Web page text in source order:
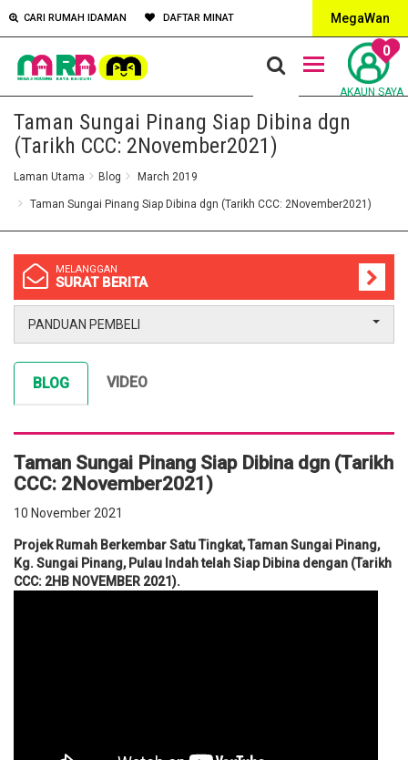
CARI RUMAH IDAMAN DAFTAR MINAT MegaWan
0
AKAUN SAYA
Taman Sungai Pinang Siap Dibina dgn
(Tarikh CCC: 2November2021)
Laman Utama Blog March 2019
Taman Sungai Pinang Siap Dibina dgn (Tarikh CCC: 2November2021)
MELANGGAN
SURAT BERITA
PANDUAN PEMBELI
BLOG VIDEO
Taman Sungai Pinang Siap Dibina dgn (Tarikh
CCC: 2November2021)
10 November 2021
Projek Rumah Berkembar Satu Tingkat,Taman Sungai Pinang,
Kg. Sungai Pinang, Pulau Indah telah Siap Dibina dengan (Tarikh
CCC: 2HB NOVEMBER 2021)​.